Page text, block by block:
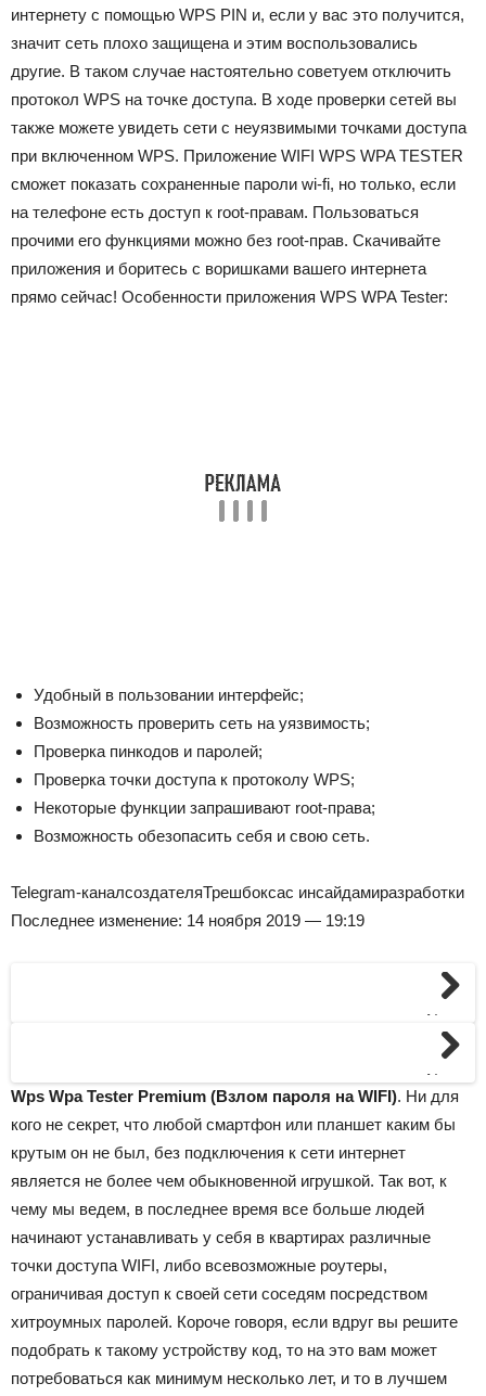
интернету с помощью WPS PIN и, если у вас это получится,
значит сеть плохо защищена и этим воспользовались
другие. В таком случае настоятельно советуем отключить
протокол WPS на точке доступа. В ходе проверки сетей вы
также можете увидеть сети с неуязвимыми точками доступа
при включенном WPS. Приложение WIFI WPS WPA TESTER
сможет показать сохраненные пароли wi-fi, но только, если
на телефоне есть доступ к root-правам. Пользоваться
прочими его функциями можно без root-прав. Скачивайте
приложения и боритесь с воришками вашего интернета
прямо сейчас! Особенности приложения WPS WPA Tester:
Удобный в пользовании интерфейс;
Возможность проверить сеть на уязвимость;
Проверка пинкодов и паролей;
Проверка точки доступа к протоколу WPS;
Некоторые функции запрашивают root-права;
Возможность обезопасить себя и свою сеть.
Telegram-каналсоздателяТрешбоксас инсайдамиразработки
Последнее изменение: 14 ноября 2019 — 19:19
Next
Next
Wps Wpa Tester Premium (Взлом пароля на WIFI). Ни для
кого не секрет, что любой смартфон или планшет каким бы
крутым он не был, без подключения к сети интернет
является не более чем обыкновенной игрушкой. Так вот, к
чему мы ведем, в последнее время все больше людей
начинают устанавливать у себя в квартирах различные
точки доступа WIFI, либо всевозможные роутеры,
ограничивая доступ к своей сети соседям посредством
хитроумных паролей. Короче говоря, если вдруг вы решите
подобрать к такому устройству код, то на это вам может
потребоваться как минимум несколько лет, и то в лучшем